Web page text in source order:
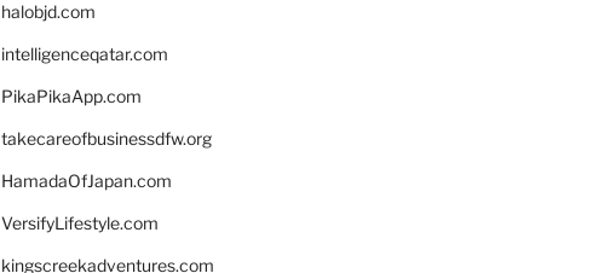
halobjd.com
intelligenceqatar.com
PikaPikaApp.com
takecareofbusinessdfw.org
HamadaOfJapan.com
VersifyLifestyle.com
kingscreekadventures.com